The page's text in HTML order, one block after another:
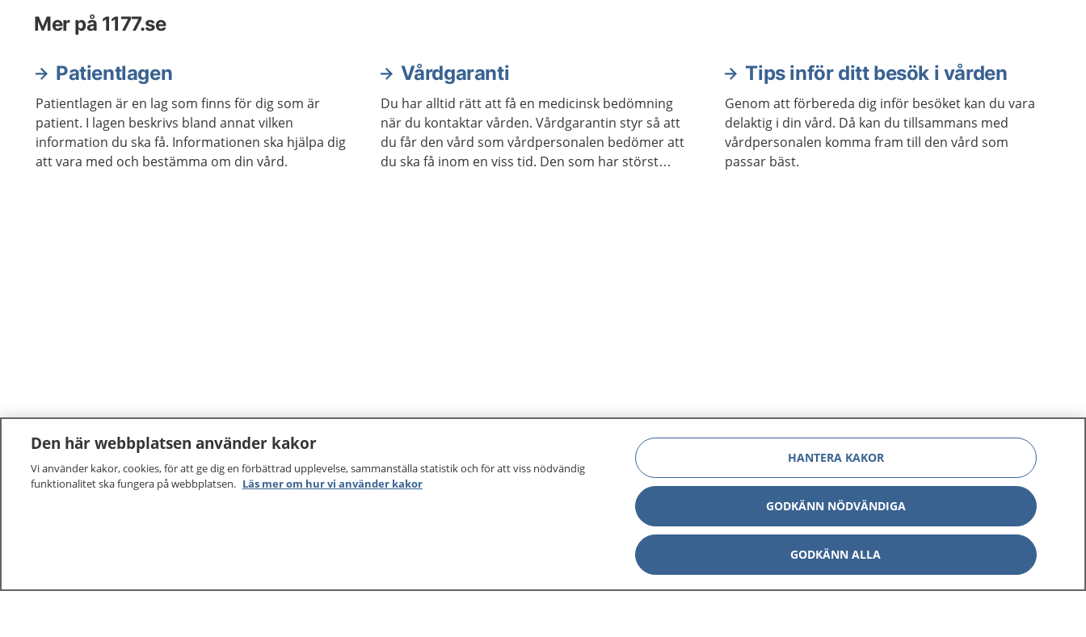
Mer på 1177.se
Patientlagen
Patientlagen är en lag som finns för dig som är
patient. I lagen beskrivs bland annat vilken
information du ska få. Informationen ska hjälpa dig
att vara med och bestämma om din vård.
Vårdgaranti
Du har alltid rätt att få en medicinsk bedömning
när du kontaktar vården. Vårdgarantin styr så att
du får den vård som vårdpersonalen bedömer att
du ska få inom en viss tid. Den som har störst
Tips inför ditt besök i vården
Genom att förbereda dig inför besöket kan du vara
delaktig i din vård. Då kan du tillsammans med
vårdpersonalen komma fram till den vård som
passar bäst.
vilka mottagningar du kan kontakta. Logga in för att läsa din journal
Other languages
Om 1177
Kontakt
Den här webbplatsen använder kakor
Vi använder kakor, cookies, för att ge dig en förbättrad upplevelse, sammanställa statistik och för att viss nödvändig
funktionalitet ska fungera på webbplatsen. Läs mer om hur vi använder kakor
HANTERA KAKOR
GODKÄNN NÖDVÄNDIGA
GODKÄNN ALLA